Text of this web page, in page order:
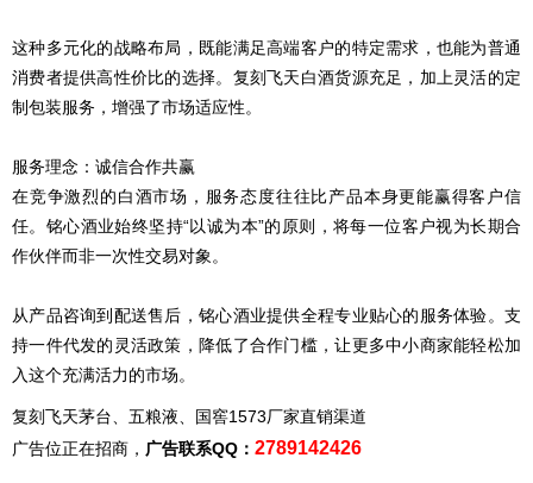
这种多元化的战略布局，既能满足高端客户的特定需求，也能为普通
消费者提供高性价比的选择。 复刻飞天白酒货源充足，加上灵活的定
制包装服务，增强了市场适应性。
服务理念：诚信合作共赢
在竞争激烈的白酒市场，服务态度往往比产品本身更能赢得客户信
任。铭心酒业始终坚持“以诚为本”的原则，将每一位客户视为长期合
作伙伴而非一次性交易对象。
从产品咨询到配送售后，铭心酒业提供全程专业贴心的服务体验。支
持一件代发的灵活政策，降低了合作门槛，让更多中小商家能轻松加
入这个充满活力的市场。
复刻飞天茅台、五粮液、国窖1573厂家直销渠道
广告位正在招商， 广告联系QQ： 2789142426